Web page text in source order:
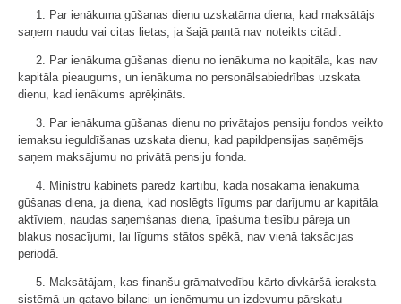
1. Par ienākuma gūšanas dienu uzskatāma diena, kad maksātājs
saņem naudu vai citas lietas, ja šajā pantā nav noteikts citādi.
2. Par ienākuma gūšanas dienu no ienākuma no kapitāla, kas nav
kapitāla pieaugums, un ienākuma no personālsabiedrības uzskata
dienu, kad ienākums aprēķināts.
3. Par ienākuma gūšanas dienu no privātajos pensiju fondos veikto
iemaksu ieguldīšanas uzskata dienu, kad papildpensijas saņēmējs
saņem maksājumu no privātā pensiju fonda.
4. Ministru kabinets paredz kārtību, kādā nosakāma ienākuma
gūšanas diena, ja diena, kad noslēgts līgums par darījumu ar kapitāla
aktīviem, naudas saņemšanas diena, īpašuma tiesību pāreja un
blakus nosacījumi, lai līgums stātos spēkā, nav vienā taksācijas
periodā.
5. Maksātājam, kas finanšu grāmatvedību kārto divkāršā ieraksta
sistēmā un gatavo bilanci un ieņēmumu un izdevumu pārskatu